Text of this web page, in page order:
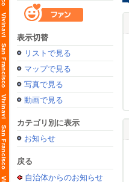
表示切替
リストで見る
マップで見る
写真で見る
動画で見る
カテゴリ別に表示
お知らせ
戻る
自治体からのお知らせ